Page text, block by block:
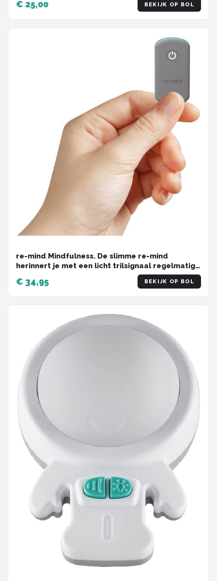
€ 25,00 BEKIJK OP BOL
re-mind Mindfulness. De slimme re-mind
herinnert je met een licht trilsignaal regelmatig
je gedachten naar het hier en nu te brengen. Hij
is klein en werkt heel eenvoudig. Plum Village
gong
€ 34,95 BEKIJK OP BOL